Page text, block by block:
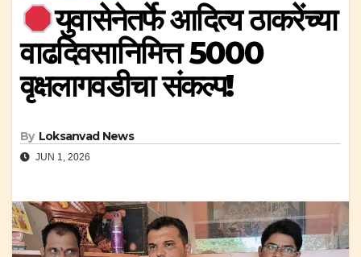
युवासेनेतर्फे आदित्य ठाकरेंच्या
वाढदिवसानिमित्त 5000
वृक्षलागवडीचा संकल्प!
By Loksanvad News
JUN 1, 2026